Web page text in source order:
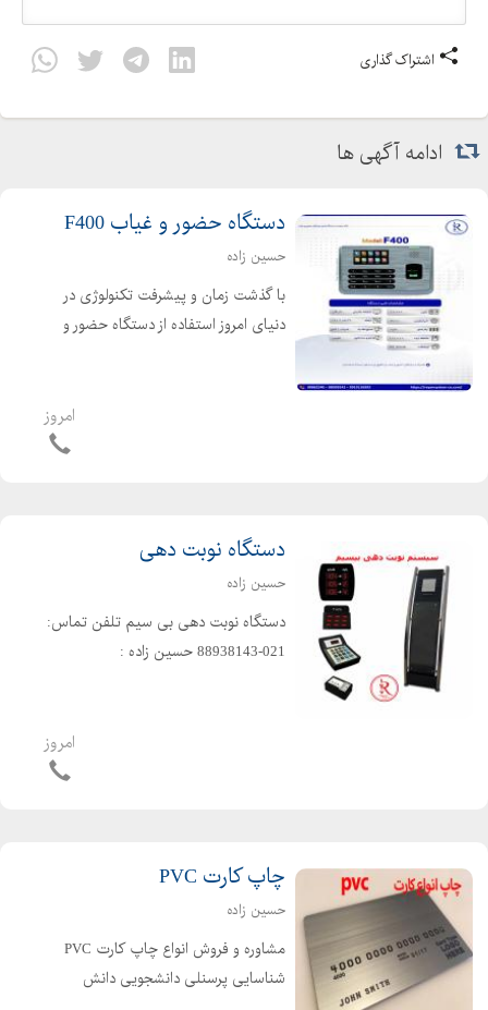
اشتراک گذاری
ادامه آگهی ها
دستگاه حضور و غیاب F400
حسین زاده
با گذشت زمان و پیشرفت تکنولوژی در
دنیای امروز استفاده از دستگاه حضور و
افراد به راحتی تردد خود را ثبت می کنند و
امروز
دستگاه نوبت دهی
حسین زاده
دستگاه نوبت دهی بی سیم تلفن تماس:
021-88938143 حسین زاده :
امروز
چاپ کارت PVC
حسین زاده
مشاوره و فروش انواع چاپ کارت PVC
شناسایی پرسنلی دانشجویی دانش